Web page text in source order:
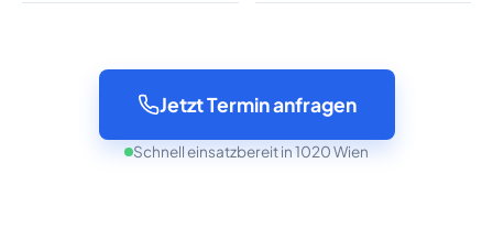
Jetzt Termin anfragen
Schnell einsatzbereit in 1020 Wien